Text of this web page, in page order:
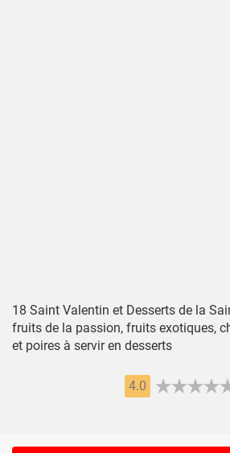
18 Saint Valentin et Desserts de la
fruits de la passion, fruits exotiques,
et poires à servir en desserts
4.0